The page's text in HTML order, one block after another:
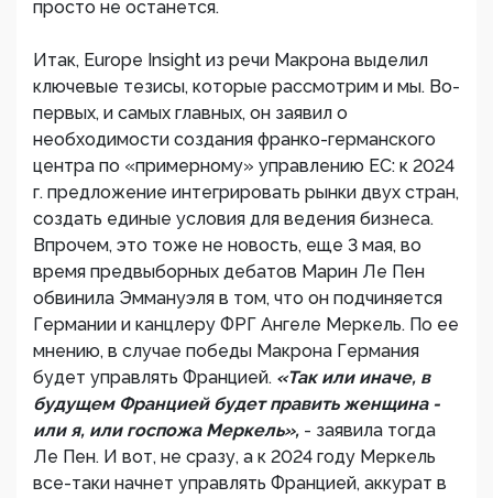
просто не останется.
Итак, Europe Insight из речи Макрона выделил
ключевые тезисы, которые рассмотрим и мы. Во-
первых, и самых главных, он заявил о
необходимости создания франко-германского
центра по «примерному» управлению ЕС: к 2024
г. предложение интегрировать рынки двух стран,
создать единые условия для ведения бизнеса.
Впрочем, это тоже не новость, еще 3 мая, во
время предвыборных дебатов Марин Ле Пен
обвинила Эммануэля в том, что он подчиняется
Германии и канцлеру ФРГ Ангеле Меркель. По ее
мнению, в случае победы Макрона Германия
будет управлять Францией. «Так или иначе, в
будущем Францией будет править женщина -
или я, или госпожа Меркель», - заявила тогда
Ле Пен. И вот, не сразу, а к 2024 году Меркель
все-таки начнет управлять Францией, аккурат в